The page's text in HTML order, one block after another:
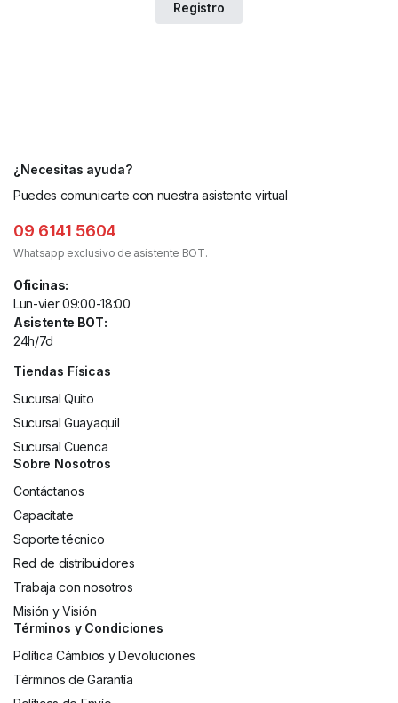
¿Necesitas ayuda?
Puedes comunicarte con nuestra asistente virtual
09 6141 5604
Whatsapp exclusivo de asistente BOT.
Oficinas:
Lun-vier 09:00-18:00
Asistente BOT:
24h/7d
Tiendas Físicas
Sucursal Quito
Sucursal Guayaquil
Sucursal Cuenca
Sobre Nosotros
Contáctanos
Capacítate
Soporte técnico
Red de distribuidores
Trabaja con nosotros
Misión y Visión
Términos y Condiciones
Política Cámbios y Devoluciones
Términos de Garantía